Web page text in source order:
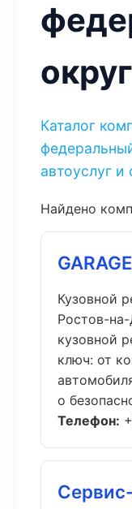
округ
Каталог
автоуслуг и
Найдено
Кузовной
Ростов-
кузовной
ключ: от
о
Телефон: